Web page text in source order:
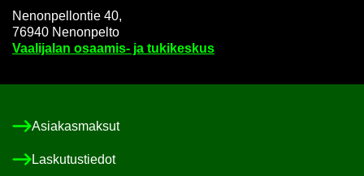
Ne­non­pel­lon­tie 40,
76940 Ne­non­pel­to
Vaa­li­ja­lan osaamis-​ ja tu­ki­kes­kus
Asia­kas­mak­sut
Las­ku­tus­tie­dot